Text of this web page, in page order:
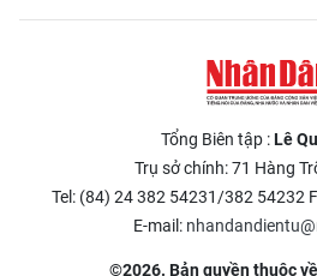
Tổng Biên tập :Lê
Trụ sở chính: 71 Hàng
Tel: (84) 24 382 54231/382 54232
E-mail:
©2026. Bản quyền thuộc